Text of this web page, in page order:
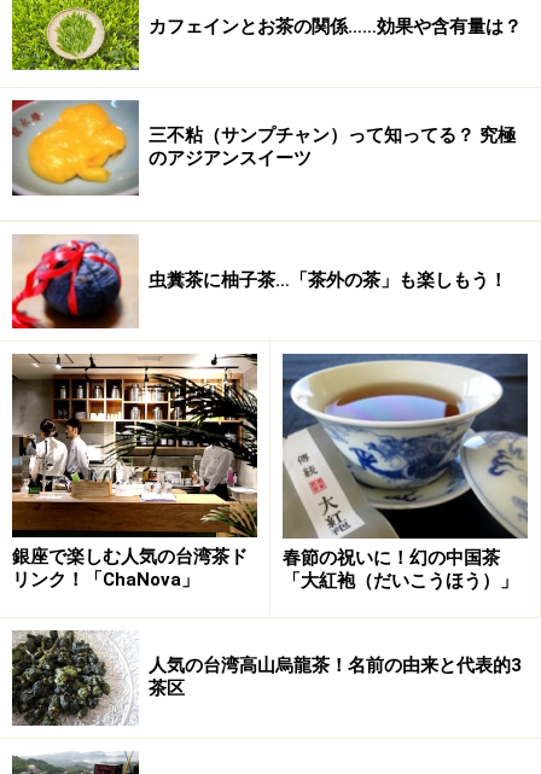
なっています。
台湾などに行くと、ちょっと高級そ
うな中国茶専門店のショーケースの
中に仕舞い込まれているのがこの手
のタイプ。竹の形を大切に残しなが
ら、丁寧に手彫りで加工されたも
の。作家の方が作ったものだとそれ
だけで数万円もしてしまうというこ
ともあります。それだけに、気に入
ったものを一本持っていると一生使
うことが出きるという優れもの。
ば、なんといって
もこのタイプ。薄
くて手にも馴染み
やすいのでお薦め
です。これも非常
に手に馴染みやす
い竹製で、見た目
もとてもスマー
ト。今一番のお気
す。
カフェインとお茶の関係……効果や含有量は？
三不粘（サンプチャン）って知ってる？ 究極
のアジアンスイーツ
虫糞茶に柚子茶…「茶外の茶」も楽しもう！
銀座で楽しむ人気の台湾茶ド
リンク！「ChaNova」
春節の祝いに！幻の中国茶
「大紅袍（だいこうほう）」
人気の台湾高山烏龍茶！名前の由来と代表的3
茶区